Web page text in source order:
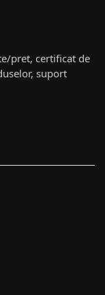
pret, certificat de
suport